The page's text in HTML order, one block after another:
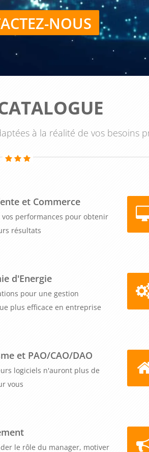
plus efficaces. En
davantage vos messages et
apprendre à exploiter les
augmenter les ventes et la
cross-canal" peut apporter
numérique complexe
NOUS
à la réalité de vos besoins
et Commerce
performances pour obtenir
résultats
d'Energie
pour une gestion
plus efficace en entreprise
et PAO/CAO/DAO
logiciels n'auront plus de
vous
le rôle du manager, motiver